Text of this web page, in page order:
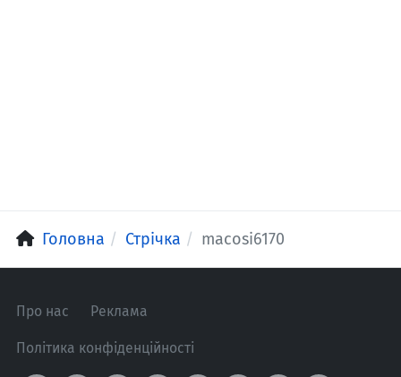
Головна Стрічка macosi6170
Про нас Реклама
Політика конфіденційності